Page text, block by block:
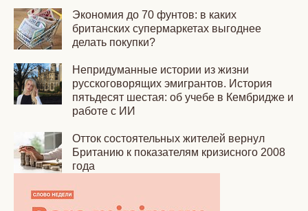
Экономия до 70 фунтов: в каких
британских супермаркетах выгоднее
делать покупки?
Непридуманные истории из жизни
русскоговорящих эмигрантов. История
пятьдесят шестая: об учебе в Кембридже и
работе с ИИ
Отток состоятельных жителей вернул
Британию к показателям кризисного 2008
года